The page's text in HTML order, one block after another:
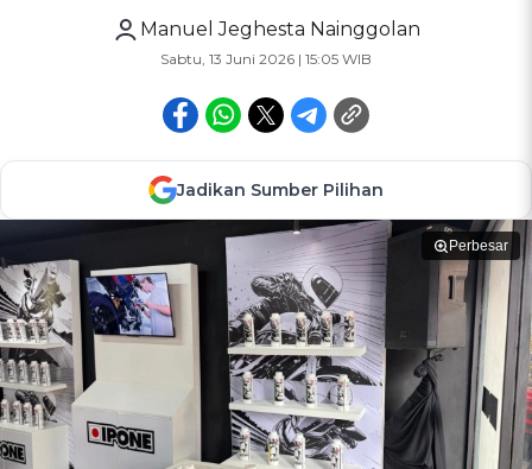
Manuel Jeghesta Nainggolan
Sabtu, 13 Juni 2026 | 15:05 WIB
Jadikan Sumber Pilihan
Perbesar